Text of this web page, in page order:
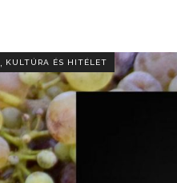
KULTÚRA ÉS HITÉLET